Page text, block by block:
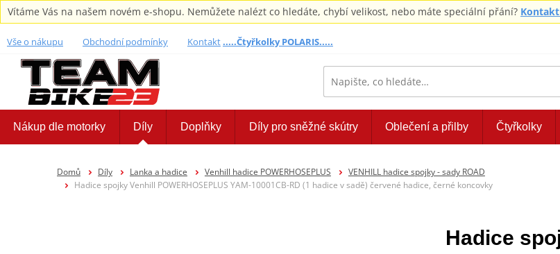
Vítáme Vás na našem novém e-shopu. Nemůžete nalézt co hledáte, chybí velikost, nebo máte speciální přání?
Vše o nákupu Obchodní podmínky Kontakt.....Čtyřkolky POLARIS.....
Nákup dle motorky Díly Doplňky Díly pro sněžné skútry Oblečení a přilby Čtyřkolky
Domů Díly Lanka a hadice Venhill hadice POWERHOSEPLUS
VENHILL hadice spojky - sady ROAD
Hadice spojky Venhill POWERHOSEPLUS YAM-10001CB-RD (1 hadice v sadě) červené hadice, černé koncovky
Hadice